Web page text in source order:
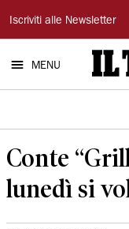
Il
Tirreno
Iscriviti alle Newsletter
MENU
Conte
lunedì si